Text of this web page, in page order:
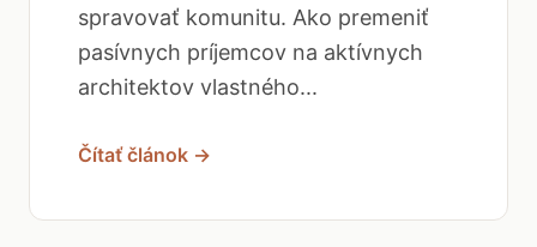
spravovať komunitu. Ako premeniť
pasívnych príjemcov na aktívnych
architektov vlastného...
Čítať článok →